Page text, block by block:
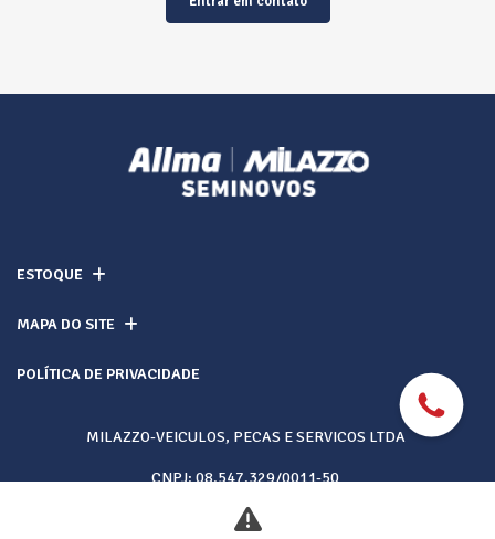
ESTOQUE
MAPA DO SITE
POLÍTICA DE PRIVACIDADE
MILAZZO-VEICULOS, PECAS E SERVICOS LTDA
CNPJ: 08.547.329/0011-50